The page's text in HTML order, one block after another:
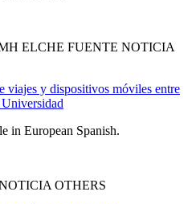
ELCHE FUENTE NOTICIA
viajes y dispositivos móviles entre
in European Spanish.
OTHERS